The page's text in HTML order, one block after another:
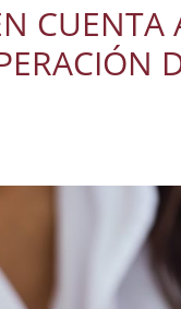
CUENTA